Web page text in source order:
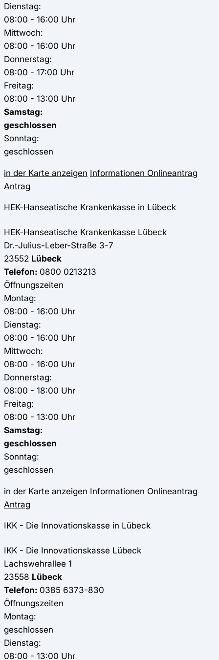
Dienstag:
08:00 - 16:00 Uhr
Mittwoch:
08:00 - 16:00 Uhr
Donnerstag:
08:00 - 17:00 Uhr
Freitag:
08:00 - 13:00 Uhr
Samstag:
geschlossen
Sonntag:
geschlossen
in der Karte anzeigen Informationen Onlineantrag
Antrag
HEK-Hanseatische Krankenkasse in Lübeck
HEK-Hanseatische Krankenkasse Lübeck
Dr.-Julius-Leber-Straße 3-7
23552 Lübeck
Telefon: 0800 0213213
Öffnungszeiten
Montag:
08:00 - 16:00 Uhr
Dienstag:
08:00 - 16:00 Uhr
Mittwoch:
08:00 - 16:00 Uhr
Donnerstag:
08:00 - 18:00 Uhr
Freitag:
08:00 - 13:00 Uhr
Samstag:
geschlossen
Sonntag:
geschlossen
in der Karte anzeigen Informationen Onlineantrag
Antrag
IKK - Die Innovationskasse in Lübeck
IKK - Die Innovationskasse Lübeck
Lachswehrallee 1
23558 Lübeck
Telefon: 0385 6373-830
Öffnungszeiten
Montag:
geschlossen
Dienstag:
08:00 - 13:00 Uhr